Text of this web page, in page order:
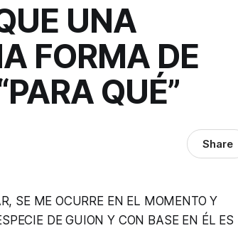
UNA
FORMA DE
QUÉ”
Share
SE ME OCURRE EN EL MOMENTO Y
DE GUION Y CON BASE EN ÉL ES